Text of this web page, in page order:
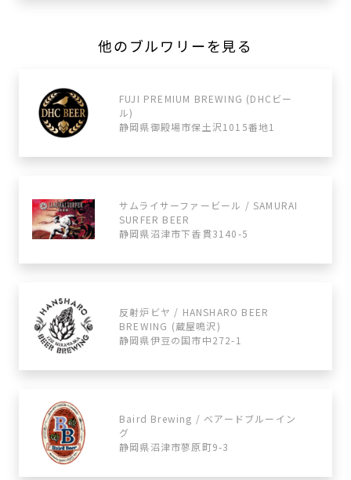
他のブルワリーを見る
FUJI PREMIUM BREWING (DHCビー
ル)
静岡県御殿場市保土沢1015番地1
サムライサーファービール / SAMURAI
SURFER BEER
静岡県沼津市下香貫3140-5
反射炉ビヤ / HANSHARO BEER
BREWING (蔵屋鳴沢)
静岡県伊豆の国市中272-1
Baird Brewing / べアードブルーイン
グ
静岡県沼津市蓼原町9-3